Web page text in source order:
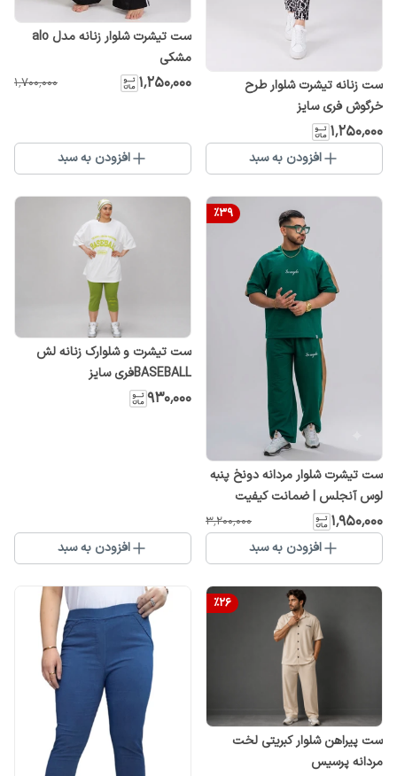
ست زنانه تیشرت شلوار طرح
خرگوش فری سایز
۱٬۲۵۰٬۰۰۰
افزودن به سبد
ست تیشرت شلوار زنانه مدل alo
مشکی
۱٬۲۵۰٬۰۰۰ ۱٬۷۰۰٬۰۰۰
افزودن به سبد
%39
ست تیشرت شلوار مردانه دونخ پنبه
لوس آنجلس | ضمانت کیفیت
۱٬۹۵۰٬۰۰۰ ۳٬۲۰۰٬۰۰۰
افزودن به سبد
ست تیشرت و شلوارک زنانه لش
BASEBALLفری سایز
۹۳۰٬۰۰۰
افزودن به سبد
%26
ست پیراهن شلوار کبریتی لخت
مردانه پرسیس